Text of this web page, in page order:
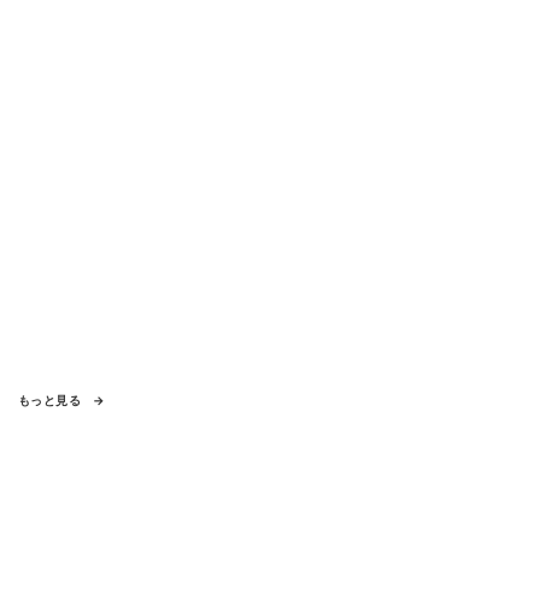
もっと見る